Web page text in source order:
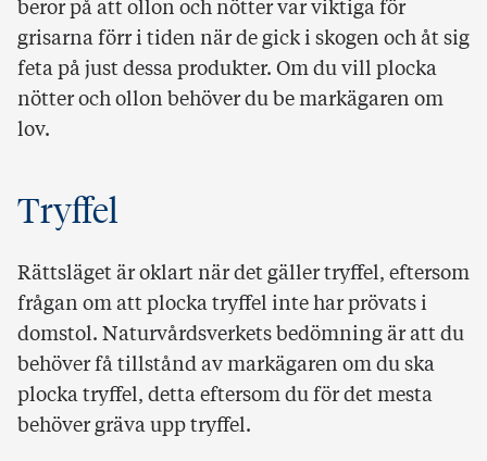
beror på att ollon och nötter var viktiga för
grisarna förr i tiden när de gick i skogen och åt sig
feta på just dessa produkter. Om du vill plocka
nötter och ollon behöver du be markägaren om
lov.
Tryffel
Rättsläget är oklart när det gäller tryffel, eftersom
frågan om att plocka tryffel inte har prövats i
domstol. Naturvårdsverkets bedömning är att du
behöver få tillstånd av markägaren om du ska
plocka tryffel, detta eftersom du för det mesta
behöver gräva upp tryffel.